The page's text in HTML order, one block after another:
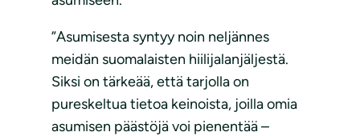
”Asumisesta syntyy noin neljännes
meidän suomalaisten hiilijalanjäljestä.
Siksi on tärkeää, että tarjolla on
pureskeltua tietoa keinoista, joilla omia
asumisen päästöjä voi pienentää –